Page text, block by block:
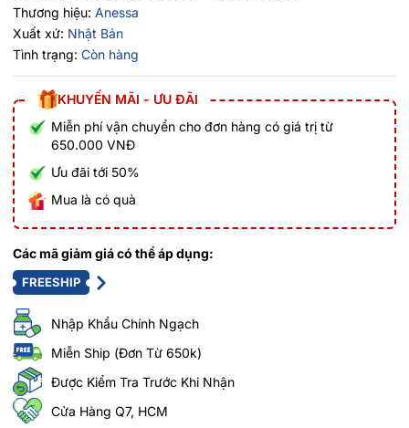
Thương hiệu: Anessa
Xuất xứ: Nhật Bản
Tình trạng: Còn hàng
KHUYẾN MÃI - ƯU ĐÃI
Miễn phí vận chuyển cho đơn hàng có giá trị từ
650.000 VNĐ
Ưu đãi tới 50%
Mua là có quà
Các mã giảm giá có thể áp dụng:
FREESHIP
Nhập Khẩu Chính Ngạch
Miễn Ship (Đơn Từ 650k)
Được Kiểm Tra Trước Khi Nhận
Cửa Hàng Q7, HCM